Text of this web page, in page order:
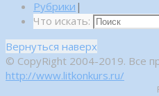
Рубрики |
Что искать:
Вернуться наверх
© CopyRight 2004-2019. Все
http://www.litkonkurs.ru/